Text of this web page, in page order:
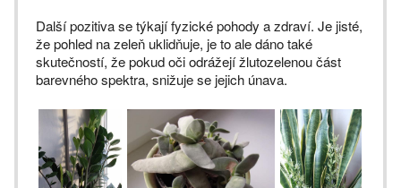
Další pozitiva se týkají fyzické pohody a zdraví. Je jisté,
že pohled na zeleň uklidňuje, je to ale dáno také
skutečností, že pokud oči odrážejí žlutozelenou část
barevného spektra, snižuje se jejich únava.